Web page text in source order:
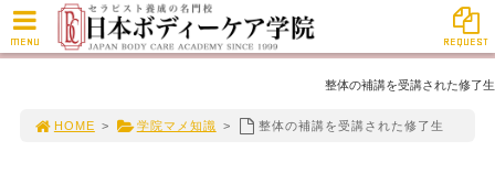
整体の補講を受講された修了生
HOME > 学院マメ知識 > 整体の補講を受講された修了生
MENU REQUEST